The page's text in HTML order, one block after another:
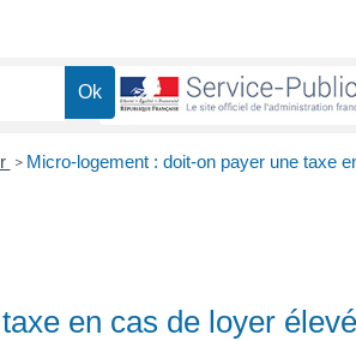
> Micro-logement : doit-on payer une taxe
en cas de loyer